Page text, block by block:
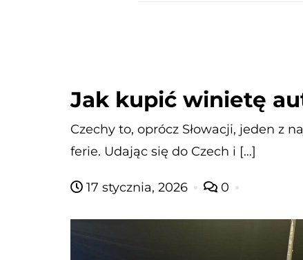
Jak kupić winietę
Czechy to, oprócz Słowacji, jeden z
ferie. Udając się do Czech i […]
17 stycznia, 2026 0